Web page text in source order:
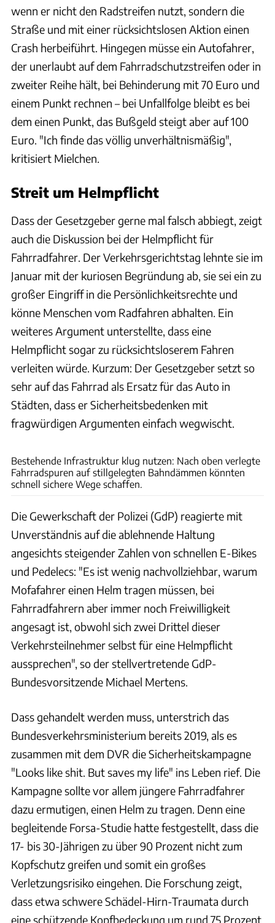
wenn er nicht den Radstreifen nutzt, sondern die
Straße und mit einer rücksichtslosen Aktion einen
Crash herbeiführt. Hingegen müsse ein Autofahrer,
der unerlaubt auf dem Fahrradschutzstreifen oder in
zweiter Reihe hält, bei Behinderung mit 70 Euro und
einem Punkt rechnen – bei Unfallfolge bleibt es bei
dem einen Punkt, das Bußgeld steigt aber auf 100
Euro. "Ich finde das völlig unverhältnismäßig",
kritisiert Mielchen.
Streit um Helmpflicht
Dass der Gesetzgeber gerne mal falsch abbiegt, zeigt
auch die Diskussion bei der Helmpflicht für
Fahrradfahrer. Der Verkehrsgerichtstag lehnte sie im
Januar mit der kuriosen Begründung ab, sie sei ein zu
großer Eingriff in die Persönlichkeitsrechte und
könne Menschen vom Radfahren abhalten. Ein
weiteres Argument unterstellte, dass eine
Helmpflicht sogar zu rücksichtsloserem Fahren
verleiten würde. Kurzum: Der Gesetzgeber setzt so
sehr auf das Fahrrad als Ersatz für das Auto in
Städten, dass er Sicherheitsbedenken mit
fragwürdigen Argumenten einfach wegwischt.
Bestehende Infrastruktur klug nutzen: Nach oben verlegte
Fahrradspuren auf stillgelegten Bahndämmen könnten
schnell sichere Wege schaffen.
Die Gewerkschaft der Polizei (GdP) reagierte mit
Unverständnis auf die ablehnende Haltung
angesichts steigender Zahlen von schnellen E-Bikes
und Pedelecs: "Es ist wenig nachvollziehbar, warum
Mofafahrer einen Helm tragen müssen, bei
Fahrradfahrern aber immer noch Freiwilligkeit
angesagt ist, obwohl sich zwei Drittel dieser
Verkehrsteilnehmer selbst für eine Helmpflicht
aussprechen", so der stellvertretende GdP-
Bundesvorsitzende Michael Mertens.
Dass gehandelt werden muss, unterstrich das
Bundesverkehrsministerium bereits 2019, als es
zusammen mit dem DVR die Sicherheitskampagne
"Looks like shit. But saves my life" ins Leben rief. Die
Kampagne sollte vor allem jüngere Fahrradfahrer
dazu ermutigen, einen Helm zu tragen. Denn eine
begleitende Forsa-Studie hatte festgestellt, dass die
17- bis 30-Jährigen zu über 90 Prozent nicht zum
Kopfschutz greifen und somit ein großes
Verletzungsrisiko eingehen. Die Forschung zeigt,
dass etwa schwere Schädel-Hirn-Traumata durch
eine schützende Kopfbedeckung um rund 75 Prozent